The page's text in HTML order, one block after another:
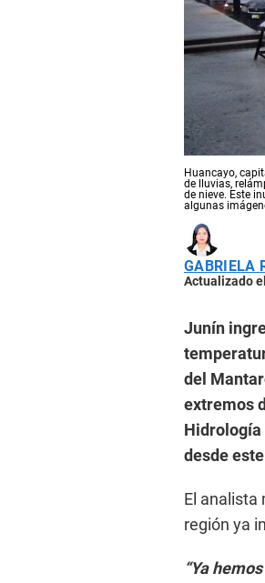
Huancayo,
de lluvias,
de nieve. Este
algunas
GABRIELA
Actualizado
Junín
del
extremos
Hidrología
desde
El analista
región ya
“Ya